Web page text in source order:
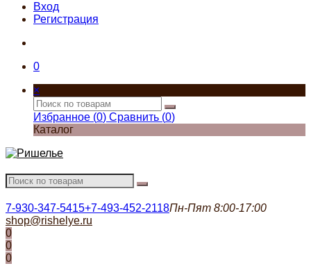
Вход
Регистрация
0
×
Избранное (0) Сравнить (0)
Каталог
7-930-347-5415+7-493-452-2118Пн-Пят 8:00-17:00
shop@rishelye.ru
0
0
0